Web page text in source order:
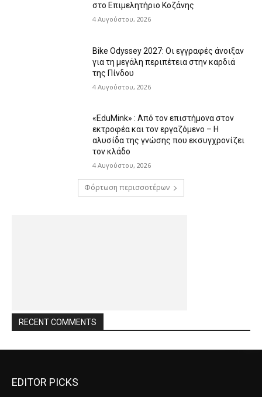
στο Επιμελητήριο Κοζάνης
4 Αυγούστου, 2026
Bike Odyssey 2027: Οι εγγραφές άνοιξαν
για τη μεγάλη περιπέτεια στην καρδιά
της Πίνδου
4 Αυγούστου, 2026
«EduMink» : Από τον επιστήμονα στον
εκτροφέα και τον εργαζόμενο – Η
αλυσίδα της γνώσης που εκσυγχρονίζει
τον κλάδο
4 Αυγούστου, 2026
Φόρτωση περισσοτέρων
RECENT COMMENTS
EDITOR PICKS